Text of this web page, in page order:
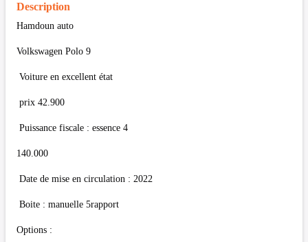
Description
Hamdoun auto
Volkswagen Polo 9
Voiture en excellent état
prix 42.900
Puissance fiscale : essence 4
140.000
Date de mise en circulation : 2022
Boite : manuelle 5rapport
Options :